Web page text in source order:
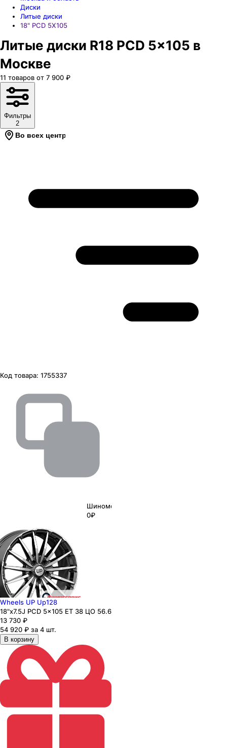
Диски
Литые диски
18" PCD 5X105
Литые диски R18 PCD 5x105 в
Москве
11 товаров от 7 900 ₽
Фильтры
2
Во всех центрах
Код товара: 1755337
Шиномонтаж
0₽
Wheels UP Up128
18"x7.5J PCD 5x105 ЕТ 38 ЦО 56.6
13 730 ₽
54 920 ₽ за 4 шт.
В корзину